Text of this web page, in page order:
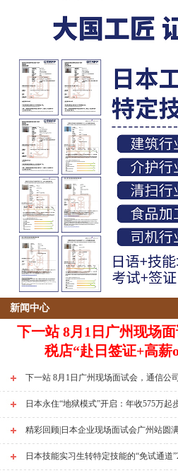
新闻中心
下一站 8月1日广州现场
税店“赴日签证+高薪
下一站 8月1日广州现场面试会，通信公
日本永住“地狱模式”开启：年收575万起
精彩回顾|日本企业现场面试会广州站圆
日本技能实习生转特定技能的“免试通道